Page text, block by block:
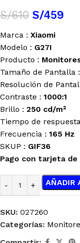
S/610 S/459
Marca : Xiaomi
Modelo : G27I
Producto :
Tamaño de Pantalla :
Resolución de
Contraste : 1000:1
Brillo : 250 cd/m²
Tiempo de
Frecuencia : 165 Hz
SKUP : GIF36
Pago con tarjeta
AÑADIR
SKU: 027260
Categorías: